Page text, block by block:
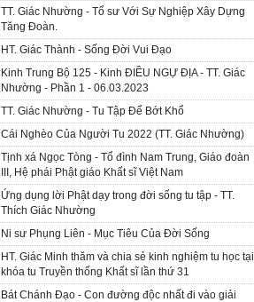
TT. Giác Nhường - Tổ sư Với Sự Nghiệp Xây Dựng
Tăng Đoàn.
HT. Giác Thành - Sống Đời Vui Đạo
Kinh Trung Bộ 125 - Kinh ÐIỀU NGỰ ĐỊA - TT. Giác
Nhường - Phần 1 - 06.03.2023
TT. Giác Nhường - Tu Tập Để Bớt Khổ
Cái Nghèo Của Người Tu 2022 (TT. Giác Nhường)
Tịnh xá Ngọc Tòng - Tổ đình Nam Trung, Giáo đoàn
III, Hệ phái Phật giáo Khất sĩ Việt Nam
Ứng dụng lời Phật dạy trong đời sống tu tập - TT.
Thích Giác Nhường
Ni sư Phụng Liên - Mục Tiêu Của Đời Sống
HT. Giác Minh thăm và chia sẻ kinh nghiệm tu học tại
khóa tu Truyền thống Khất sĩ lần thứ 31
Bát Chánh Đạo - Con đường độc nhất đi vào giải